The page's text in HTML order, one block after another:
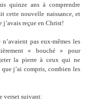
quinze ans à comprendre
cette nouvelle naissance, et
reçue en Christ!
pas eux-mêmes les
« bouché » pour
la pierre à ceux qui ne
j’ai compris, combien les
verset suivant: